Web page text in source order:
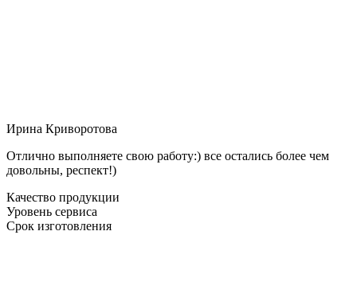
Ирина Криворотова
Отлично выполняете свою работу:) все остались более чем
довольны, респект!)
Качество продукции
Уровень сервиса
Срок изготовления